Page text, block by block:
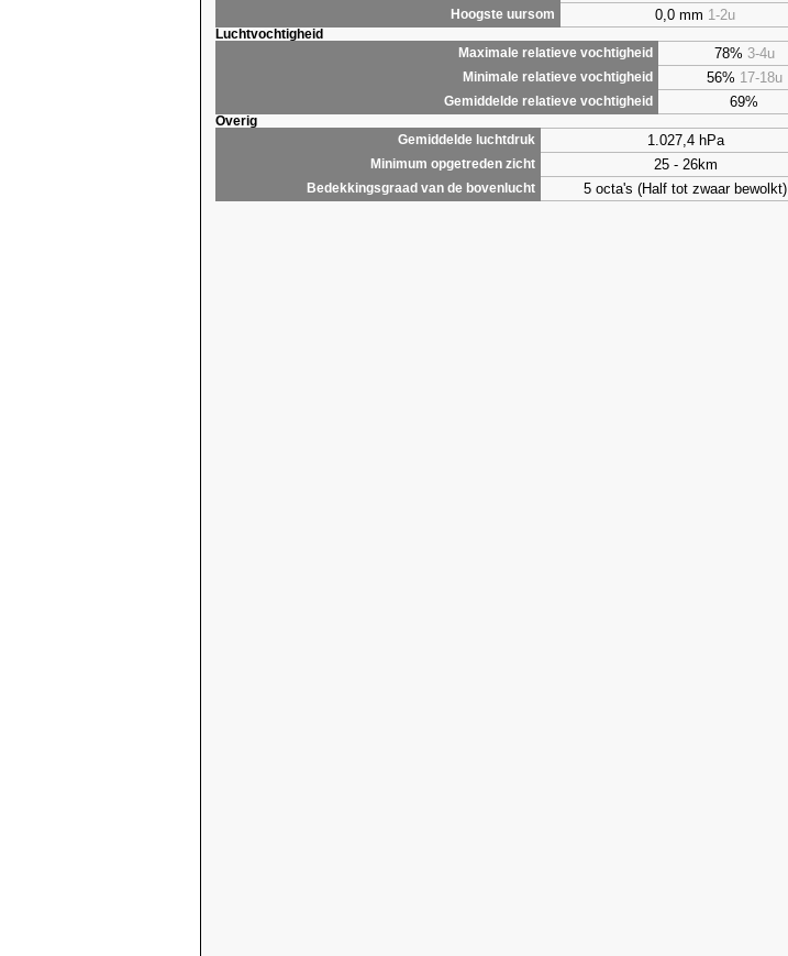
Hoogste uursom 0,0 mm 1-2u
Luchtvochtigheid
Maximale relatieve vochtigheid
78% 3-4u
Minimale relatieve vochtigheid 56% 17-18u
Gemiddelde relatieve vochtigheid 69%
Overig
Gemiddelde luchtdruk
1.027,4 hPa
Minimum opgetreden zicht 25 - 26km
Bedekkingsgraad van de bovenlucht 5 octa's (Half tot zwaar bewolkt)